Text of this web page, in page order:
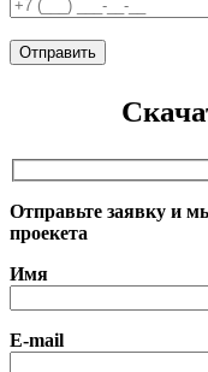
Отправьте заявку и
проекета
Имя
E-mail